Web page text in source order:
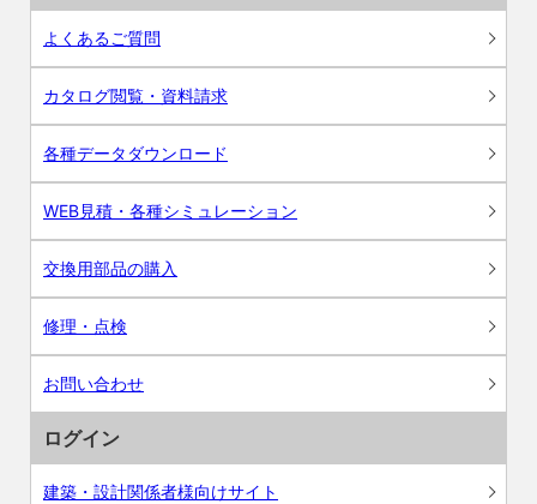
よくあるご質問
カタログ閲覧・資料請求
各種データダウンロード
WEB見積・各種シミュレーション
交換用部品の購入
修理・点検
お問い合わせ
ログイン
建築・設計関係者様向けサイト